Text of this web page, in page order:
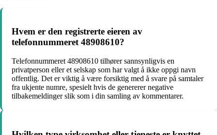
Hvem er den registrerte eieren av
telefonnummeret 48908610?
Telefonnummeret 48908610 tilhører sannsynligvis en
privatperson eller et selskap som har valgt å ikke oppgi navn
offentlig. Det er viktig å være forsiktig med å svare på samtaler
fra ukjente numre, spesielt hvis de genererer negative
tilbakemeldinger slik som i din samling av kommentarer.